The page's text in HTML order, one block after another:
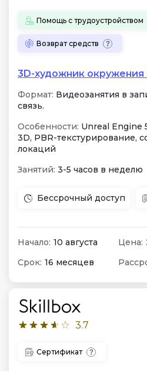
Помощь с трудоустройством
Возврат средств
3D-художник окружения
Формат: Видеозанятия в
связь.
Особенности: Unreal Engine
3D, PBR-текстурирование,
локаций
Занятий: 3-5 часов в неделю
Бессрочный доступ
Начало: 10 августа Цена:
Срок: 16 месяцев
3.7
Сертификат